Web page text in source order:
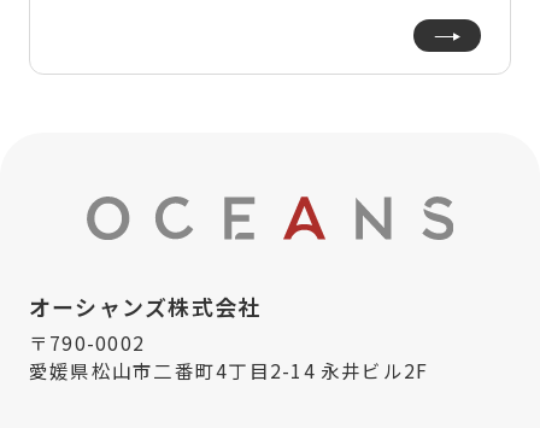
オーシャンズ株式会社
〒790-0002
愛媛県松山市二番町4丁目2-14 永井ビル2F